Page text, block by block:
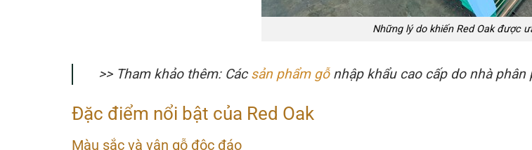
Những lý do khiến Red Oak được
>> Tham khảo thêm: Cácsản phẩm gỗnhập khẩu cao cấp do nhà phân
Đặc điểm nổi bật của Red Oak
Màu sắc và vân gỗ độc đáo